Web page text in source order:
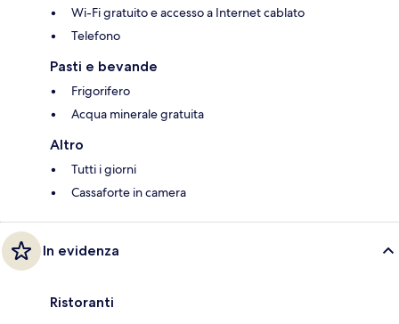
Wi-Fi gratuito e accesso a Internet cablato
Telefono
Pasti e bevande
Frigorifero
Acqua minerale gratuita
Altro
Tutti i giorni
Cassaforte in camera
In evidenza
Ristoranti